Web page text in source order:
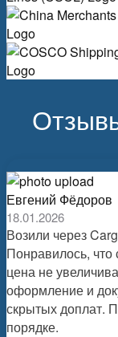
Евгений Фёдоров
18.01.2026
Возили через
Понравилось,
цена не
оформление и
скрытых доплат.
порядке.